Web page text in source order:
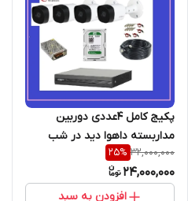
پکیج کامل 4عددی دوربین
مداربسته داهوا دید در شب
دارای کابل و هارد ذخیره
32,000,000
25%
24,000,000
افزودن به سبد